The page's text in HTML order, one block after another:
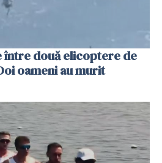
între două elicoptere de
oameni au murit